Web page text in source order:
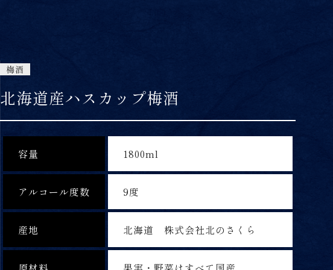
梅酒
北海道産ハスカップ梅酒
容量 1800ml
アルコール度数 9度
産地 北海道 株式会社北のさくら